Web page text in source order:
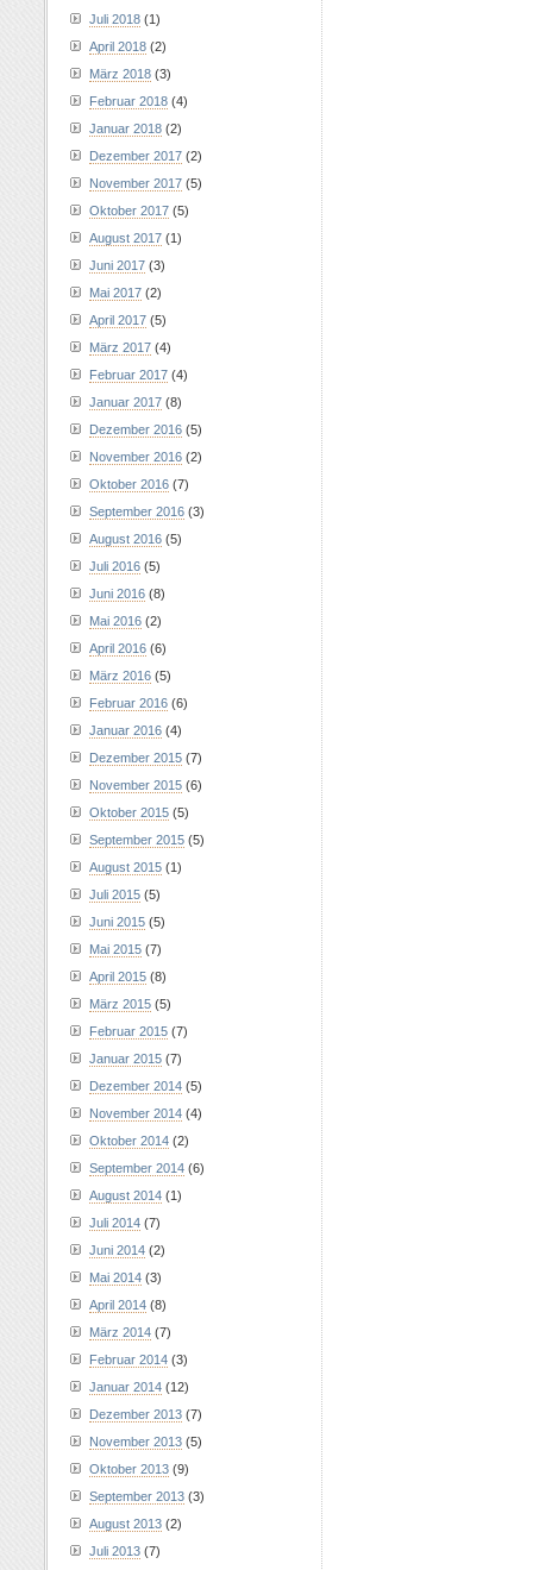
Juli 2018 (1)
April 2018 (2)
März 2018 (3)
Februar 2018 (4)
Januar 2018 (2)
Dezember 2017 (2)
November 2017 (5)
Oktober 2017 (5)
August 2017 (1)
Juni 2017 (3)
Mai 2017 (2)
April 2017 (5)
März 2017 (4)
Februar 2017 (4)
Januar 2017 (8)
Dezember 2016 (5)
November 2016 (2)
Oktober 2016 (7)
September 2016 (3)
August 2016 (5)
Juli 2016 (5)
Juni 2016 (8)
Mai 2016 (2)
April 2016 (6)
März 2016 (5)
Februar 2016 (6)
Januar 2016 (4)
Dezember 2015 (7)
November 2015 (6)
Oktober 2015 (5)
September 2015 (5)
August 2015 (1)
Juli 2015 (5)
Juni 2015 (5)
Mai 2015 (7)
April 2015 (8)
März 2015 (5)
Februar 2015 (7)
Januar 2015 (7)
Dezember 2014 (5)
November 2014 (4)
Oktober 2014 (2)
September 2014 (6)
August 2014 (1)
Juli 2014 (7)
Juni 2014 (2)
Mai 2014 (3)
April 2014 (8)
März 2014 (7)
Februar 2014 (3)
Januar 2014 (12)
Dezember 2013 (7)
November 2013 (5)
Oktober 2013 (9)
September 2013 (3)
August 2013 (2)
Juli 2013 (7)